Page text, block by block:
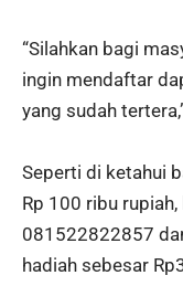
“Silahkan bagi
ingin mendaftar
yang sudah
Seperti di ketahui
Rp 100 ribu
081522822857
hadiah sebesar